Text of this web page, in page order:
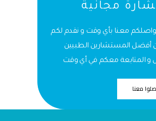
مجانية
معنا بأي وقت و نقدم لكم
أفضل المستشارين الطبيين
و المتابعة معكم في أي وقت
معنا